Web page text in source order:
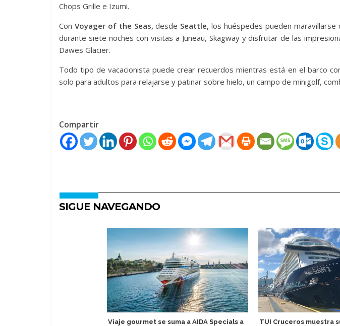
Chops Grille e Izumi.
Con Voyager of the Seas, desde Seattle, los huéspedes pueden maravillarse
durante siete noches con visitas a Juneau, Skagway y disfrutar de las
Dawes Glacier.
Todo tipo de vacacionista puede crear recuerdos mientras está en el barco
solo para adultos para relajarse y patinar sobre hielo, un campo de minigolf,
Compartir
SIGUE NAVEGANDO
Viaje gourmet se suma a AIDA Specials a
TUI Cruceros muestra